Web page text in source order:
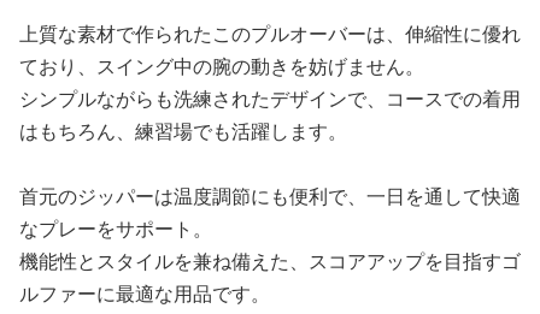
上質な素材で作られたこのプルオーバーは、伸縮性に優れ
ており、スイング中の腕の動きを妨げません。
シンプルながらも洗練されたデザインで、コースでの着用
はもちろん、練習場でも活躍します。
首元のジッパーは温度調節にも便利で、一日を通して快適
なプレーをサポート。
機能性とスタイルを兼ね備えた、スコアアップを目指すゴ
ルファーに最適な用品です。